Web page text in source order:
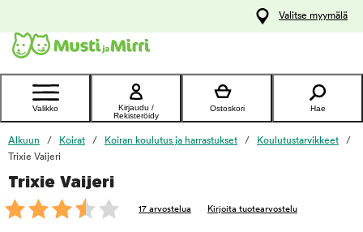
Ota yhteyttä
asiakaspalveluun
Valitse myymälä
Valikko
Kirjaudu /
Rekisteröidy
Ostoskori Hae
Alkuun Koirat Koiran koulutus ja harrastukset
Koulutustarvikkeet
Trixie Vaijeri
Trixie Vaijeri
17 arvostelua Kirjoita tuotearvostelu
foo